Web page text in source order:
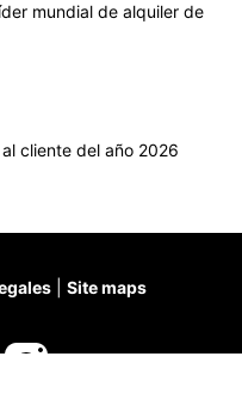
mundial de alquiler de
cliente del año 2026
Site maps